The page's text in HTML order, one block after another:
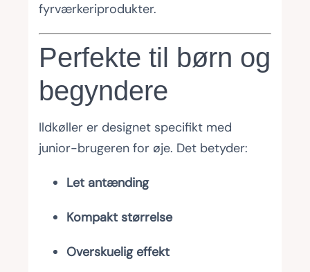
fyrværkeriprodukter.
Perfekte til børn og
begyndere
Ildkøller er designet specifikt med
junior-brugeren for øje. Det betyder:
Let antænding
Kompakt størrelse
Overskuelig effekt